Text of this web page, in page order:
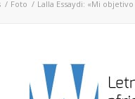
/ Foto / Lalla Essaydi: «Mi